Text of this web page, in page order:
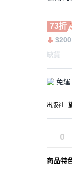
73折
$200
缺貨
免運
出版社:
商品特